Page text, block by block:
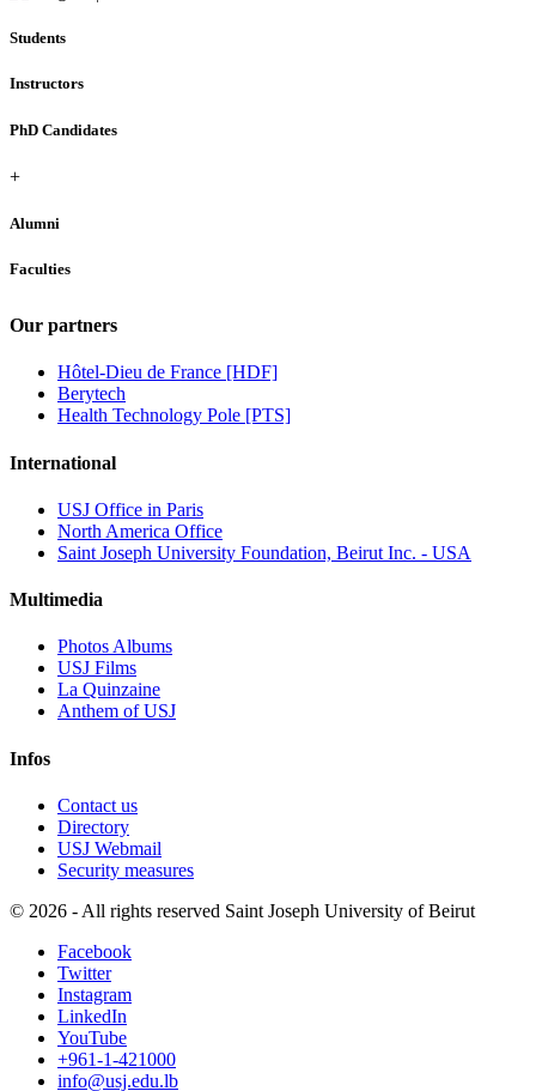
Students
Instructors
PhD Candidates
+
Alumni
Faculties
Our partners
Hôtel-Dieu de France [HDF]
Berytech
Health Technology Pole [PTS]
International
USJ Office in Paris
North America Office
Saint Joseph University Foundation, Beirut Inc. - USA
Multimedia
Photos Albums
USJ Films
La Quinzaine
Anthem of USJ
Infos
Contact us
Directory
USJ Webmail
Security measures
© 2026 - All rights reserved Saint Joseph University of Beirut
Facebook
Twitter
Instagram
LinkedIn
YouTube
+961-1-421000
info@usj.edu.lb